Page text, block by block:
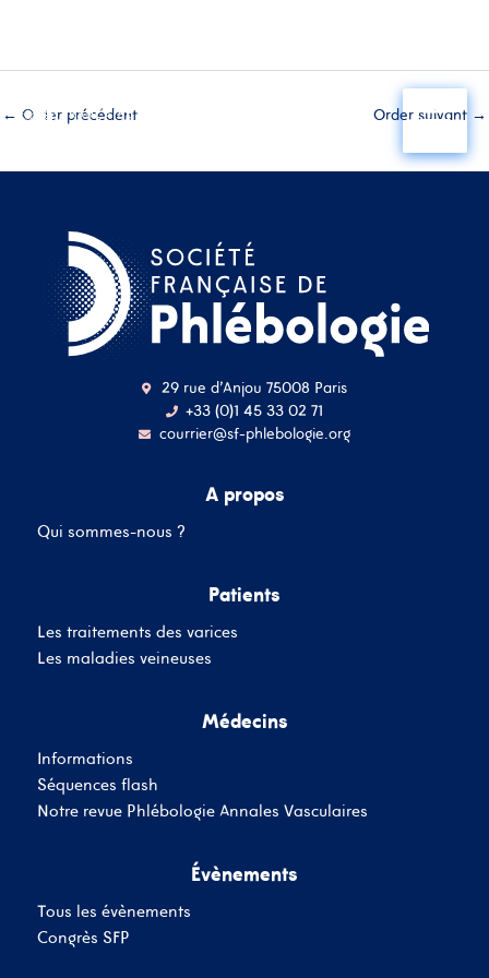
← Order précédent Order suivant →
29 rue d'Anjou 75008 Paris
+33 (0)1 45 33 02 71
courrier@sf-phlebologie.org
A propos
Qui sommes-nous ?
Patients
Les traitements des varices
Les maladies veineuses
Médecins
Informations
Séquences flash
Notre revue Phlébologie Annales Vasculaires
Évènements
Tous les évènements
Congrès SFP
adresse mail
Se souvenir de moi
SE CONNECTER
Inscrivez-Vous